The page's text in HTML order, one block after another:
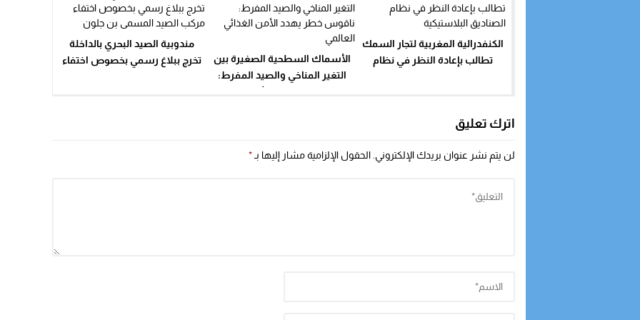
الكنفدرالية المغربية لتجار السمك
تطالب بإعادة النظر في نظام
الأسماك السطحية الصغيرة بين
التغير المناخي والصيد المفرط:
مندوبية الصيد البحري بالداخلة
تخرج ببلاغ رسمي بخصوص اختفاء
اترك تعليق
لن يتم نشر عنوان بريدك الإلكتروني. الحقول الإلزامية مشار إليها بـ *